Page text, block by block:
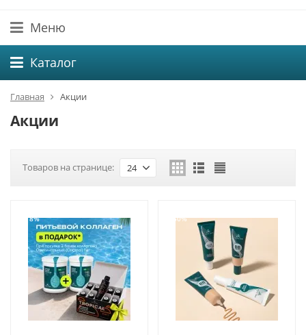
Меню
Каталог
Главная Акции
Акции
Товаров на странице: 24
-18% -50%